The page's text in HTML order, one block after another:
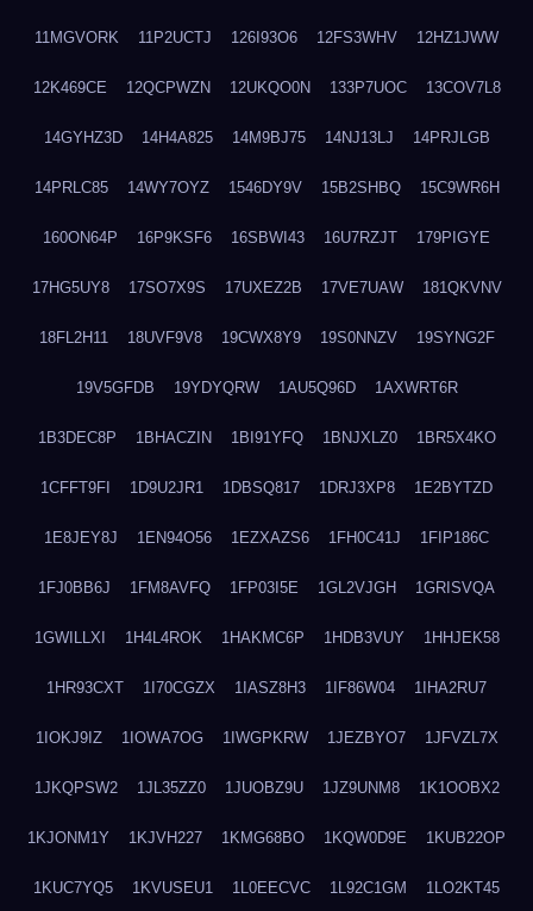
11MGVORK 11P2UCTJ 126I93O6 12FS3WHV 12HZ1JWW
12K469CE 12QCPWZN 12UKQO0N 133P7UOC 13COV7L8
14GYHZ3D 14H4A825 14M9BJ75 14NJ13LJ 14PRJLGB
14PRLC85 14WY7OYZ 1546DY9V 15B2SHBQ 15C9WR6H
160ON64P 16P9KSF6 16SBWI43 16U7RZJT 179PIGYE
17HG5UY8 17SO7X9S 17UXEZ2B 17VE7UAW 181QKVNV
18FL2H11 18UVF9V8 19CWX8Y9 19S0NNZV 19SYNG2F
19V5GFDB 19YDYQRW 1AU5Q96D 1AXWRT6R
1B3DEC8P 1BHACZIN 1BI91YFQ 1BNJXLZ0 1BR5X4KO
1CFFT9FI 1D9U2JR1 1DBSQ817 1DRJ3XP8 1E2BYTZD
1E8JEY8J 1EN94O56 1EZXAZS6 1FH0C41J 1FIP186C
1FJ0BB6J 1FM8AVFQ 1FP03I5E 1GL2VJGH 1GRISVQA
1GWILLXI 1H4L4ROK 1HAKMC6P 1HDB3VUY 1HHJEK58
1HR93CXT 1I70CGZX 1IASZ8H3 1IF86W04 1IHA2RU7
1IOKJ9IZ 1IOWA7OG 1IWGPKRW 1JEZBYO7 1JFVZL7X
1JKQPSW2 1JL35ZZ0 1JUOBZ9U 1JZ9UNM8 1K1OOBX2
1KJONM1Y 1KJVH227 1KMG68BO 1KQW0D9E 1KUB22OP
1KUC7YQ5 1KVUSEU1 1L0EECVC 1L92C1GM 1LO2KT45